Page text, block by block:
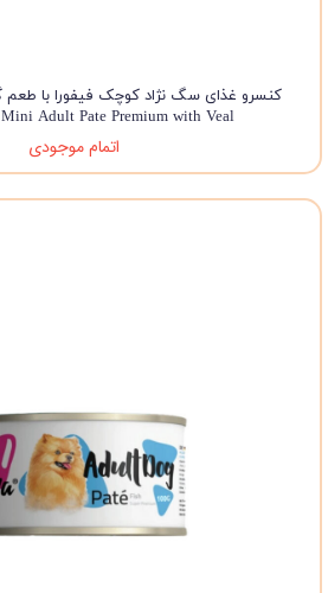
Mini Adult Pate Premium with Veal وزن 200 گرم
اتمام موجودی